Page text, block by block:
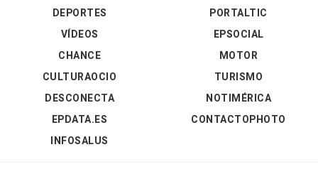
DEPORTES
VÍDEOS
PORTALTIC
EPSOCIAL
CHANCE
CULTURAOCIO
DESCONECTA
EPDATA.ES
INFOSALUS
MOTOR
TURISMO
NOTIMÉRICA
CONTACTOPHOTO